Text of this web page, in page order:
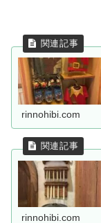
rinnohibi.com
rinnohibi.com